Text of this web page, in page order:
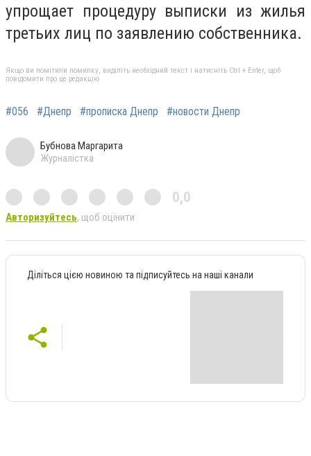
упрощает процедуру выписки из жилья
третьих лиц по заявлению собственника.
Якщо ви помітили помилку, виділіть необхідний текст і натисніть Ctrl + Enter, щоб
повідомити про це редакцію
#056 #Днепр #прописка Днепр #новости Днепр
Бубнова Маргарита
Журналістка
0,0
Авторизуйтесь, щоб оцінити
Діліться цією новиною та підписуйтесь на наші канали